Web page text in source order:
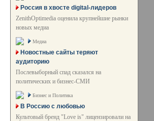
Россия в хвосте digital-лидеров
ZenithOptimedia оценила крупнейшие рынки
новых медиа
Медиа
Новостные сайты теряют
аудиторию
Послевыборный спад сказался на
политических и бизнес-СМИ
Бизнес и Политика
В Россию с любовью
Культовый бренд "Love is" лицензировали на